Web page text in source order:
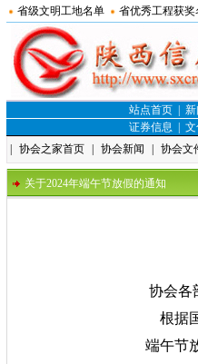
省级文明工地名单 省优秀工程获奖
站点首页 新
证券信息
文
协会之家首页 协会新闻 协会文
关于2024年端午节放假的通知
协会各
根据国
端午节